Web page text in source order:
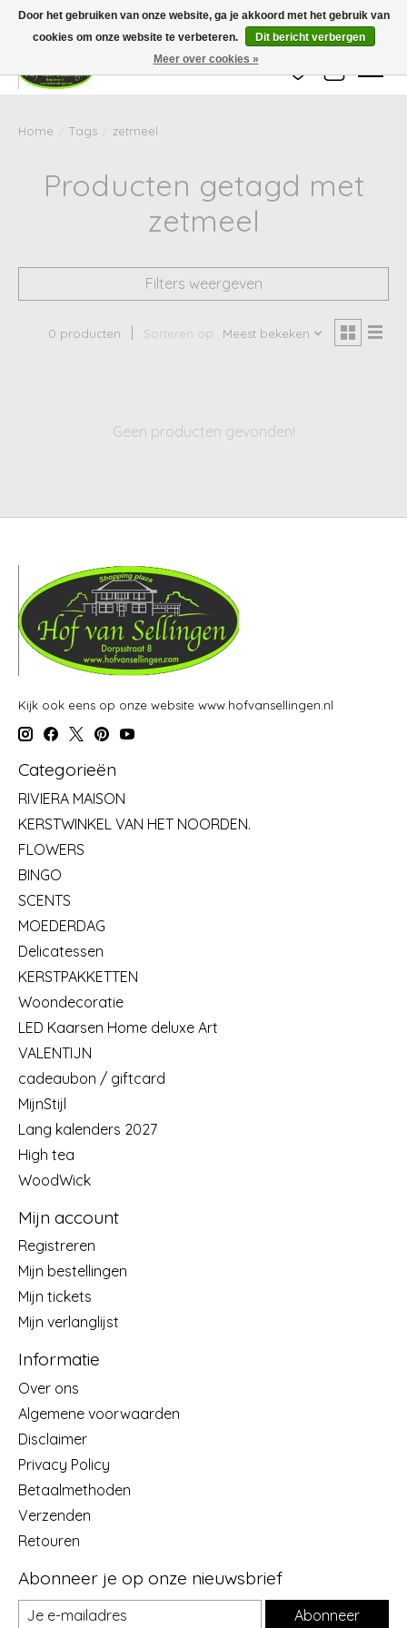
Wij zijn gesloten van 24 december tot en met 25 januari. Houd er rekening mee
dat de levertijd van uw bestelling in deze periode langer kan zijn dan
gebruikelijk.
Verlanglijst
Home Tags zetmeel
Producten getagd met
zetmeel
Filters weergeven
0 producten Sorteren op Meest bekeken
Geen producten gevonden!
Kijk ook eens op onze website www.hofvansellingen.nl
Categorieën
RIVIERA MAISON
KERSTWINKEL VAN HET NOORDEN.
FLOWERS
BINGO
SCENTS
MOEDERDAG
Delicatessen
KERSTPAKKETTEN
Woondecoratie
LED Kaarsen Home deluxe Art
VALENTIJN
cadeaubon / giftcard
MijnStijl
Lang kalenders 2027
High tea
WoodWick
Mijn account
Registreren
Mijn bestellingen
Mijn tickets
Mijn verlanglijst
Informatie
Over ons
Algemene voorwaarden
Disclaimer
Privacy Policy
Betaalmethoden
Verzenden
Retouren
Abonneer je op onze nieuwsbrief
Abonneer
Door het gebruiken van onze website, ga je akkoord met het gebruik van
cookies om onze website te verbeteren.
Dit bericht verbergen
Meer over cookies »